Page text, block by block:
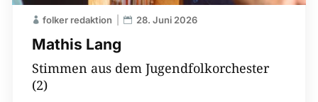
Mathis Lang
folker redaktion 28. Juni 2026
Stimmen aus dem Jugendfolkorchester
(2)